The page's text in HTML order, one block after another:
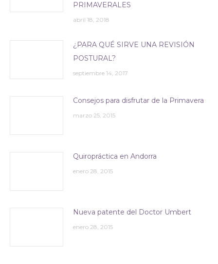
PRIMAVERALES
abril 18, 2018
¿PARA QUÉ SIRVE UNA REVISIÓN
POSTURAL?
septiembre 14, 2017
Consejos para disfrutar de la Primavera
marzo 25, 2015
Quiropráctica en Andorra
enero 28, 2015
Nueva patente del Doctor Umbert
enero 28, 2015